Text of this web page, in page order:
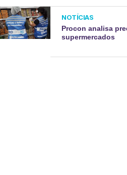
NOTÍCIAS
Procon analisa
supermercados